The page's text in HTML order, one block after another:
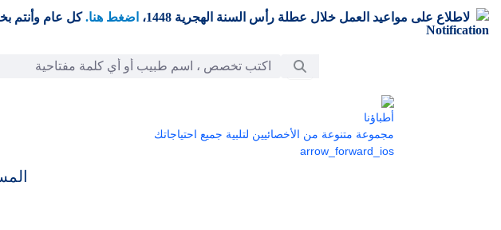
تخطي إلى المحتوى الرئيسي
لاطلاع على مواعيد العمل خلال عطلة رأس السنة الهجرية 1448، اضغط هنا. كل عام وأنتم
شريط البحث
أطباؤنا
مجموعة متنوعة من الأخصائيين لتلبية جميع احتياجاتك
arrow_forward_ios